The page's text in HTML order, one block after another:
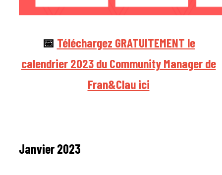
📅 Téléchargez GRATUITEMENT le
calendrier 2023 du Community Manager de
Fran&Clau ici
Janvier 2023